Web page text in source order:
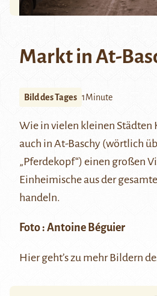
Markt in At-
Bild des Tages 1Minute
Wie in vielen kleinen Städten
auch in At-Baschy (wörtlich
„Pferdekopf“) einen großen
Einheimische aus der
handeln.
Foto : Antoine Béguier
Hiergeht’s zu mehr Bildern